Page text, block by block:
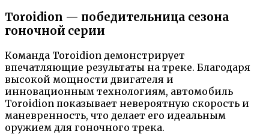
Toroidion — победительница сезона
гоночной серии
Команда Toroidion демонстрирует
впечатляющие результаты на треке. Благодаря
высокой мощности двигателя и
инновационным технологиям, автомобиль
Toroidion показывает невероятную скорость и
маневренность, что делает его идеальным
оружием для гоночного трека.